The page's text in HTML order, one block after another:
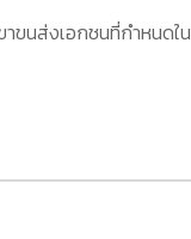
นส่งเอกชนที่กำหน